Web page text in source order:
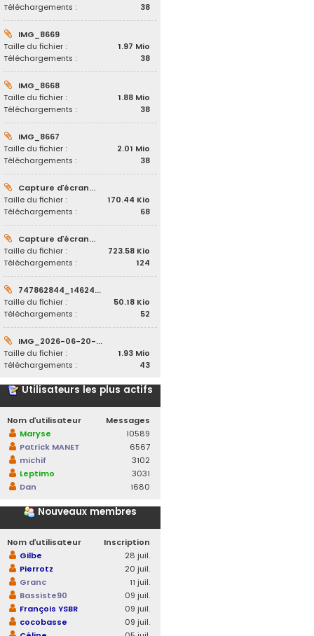
Téléchargements :
38
IMG_8669
Taille du fichier :
1.97 Mio
Téléchargements :
38
IMG_8668
Taille du fichier :
1.88 Mio
Téléchargements :
38
IMG_8667
Taille du fichier :
2.01 Mio
Téléchargements :
38
Capture d’écran...
Taille du fichier :
170.44 Kio
Téléchargements :
68
Capture d’écran...
Taille du fichier :
723.58 Kio
Téléchargements :
124
747862844_14624...
Taille du fichier :
50.18 Kio
Téléchargements :
52
IMG_2026-06-20-...
Taille du fichier :
1.93 Mio
Téléchargements :
43
Utilisateurs les plus actifs
Nom d’utilisateur
Messages
Maryse
10589
Patrick MANET
6567
michif
3102
Leptimo
3031
Dan
1680
Nouveaux membres
Nom d’utilisateur
Inscription
Gilbe
28 juil.
Pierrotz
20 juil.
Granc
11 juil.
Bassiste90
09 juil.
François YSBR
09 juil.
cocobasse
09 juil.